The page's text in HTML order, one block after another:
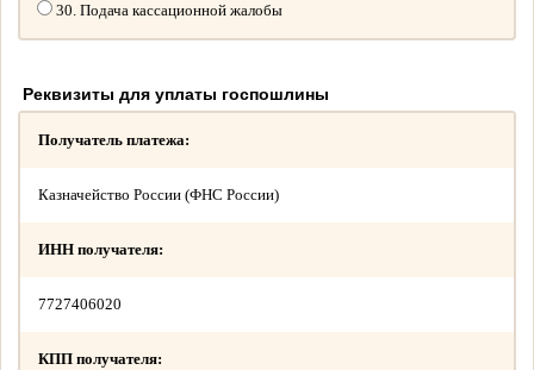
30. Подача кассационной жалобы
Реквизиты для уплаты госпошлины
Получатель платежа:
Казначейство России (ФНС России)
ИНН получателя:
7727406020
КПП получателя: